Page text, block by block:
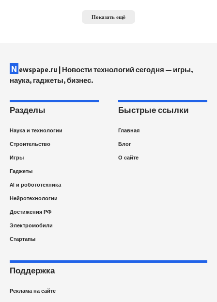
Показать ещё
N ewspape.ru | Новости технологий сегодня — игры,
наука, гаджеты, бизнес.
Разделы
Наука и технологии
Строительство
Игры
Гаджеты
AI и робототехника
Нейротехнологии
Достижения РФ
Электромобили
Стартапы
Быстрые ссылки
Главная
Блог
О сайте
Поддержка
Реклама на сайте